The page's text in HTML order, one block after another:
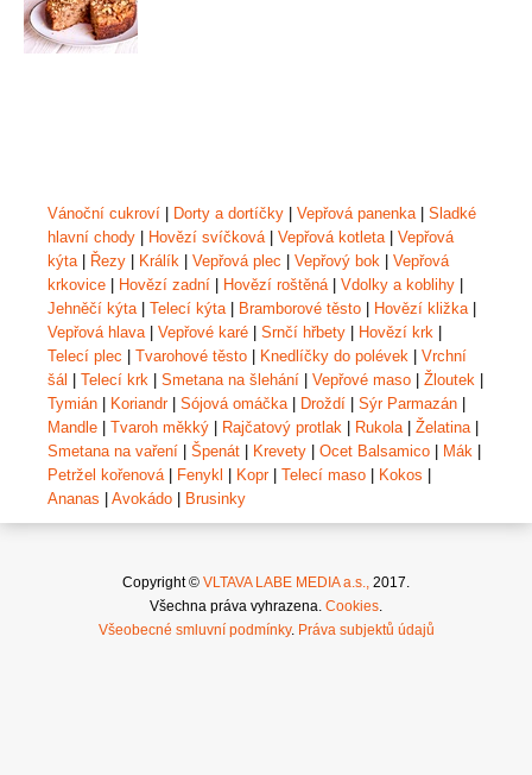
Vánoční cukroví Dorty a dortíčky Vepřová panenka| Sladké
hlavní chody
Hovězí svíčková| Vepřová kotleta| Vepřová
kýta| Řezy Králík Vepřová plec Vepřový bok
Vepřová
krkovice
Hovězí zadní Hovězí roštěná| Vdolky a koblihy
Jehněčí kýta| Telecí kýta| Bramborové těsto Hovězí kližka|
Vepřová hlava| Vepřové karé Srnčí hřbety Hovězí krk
Telecí plec
Tvarohové těsto Knedlíčky do polévek
Vrchní
šál
Telecí krk Smetana na šlehání Vepřové maso Žloutek
Tymián
Koriandr| Sójová omáčka| Droždí Sýr Parmazán
Mandle
Tvaroh měkký Rajčatový protlak Rukola| Želatina|
Smetana na vaření
Špenát Krevety Ocet Balsamico Mák
Petržel kořenová| Fenykl Kopr| Telecí maso Kokos
Ananas
Avokádo Brusinky
Copyright © VLTAVA LABE MEDIA a.s., 2017.
Všechna práva vyhrazena. Cookies.
Všeobecné smluvní podmínky. Práva subjektů údajů